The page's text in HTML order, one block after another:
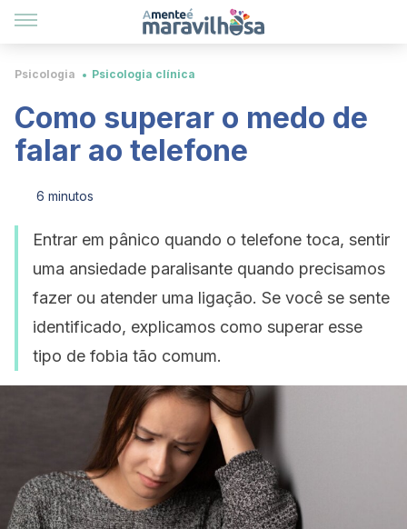
Psicologia Psicologia clínica
Como superar o medo de
falar ao telefone
6 minutos
Entrar em pânico quando o telefone toca, sentir
uma ansiedade paralisante quando precisamos
fazer ou atender uma ligação. Se você se sente
identificado, explicamos como superar esse
tipo de fobia tão comum.